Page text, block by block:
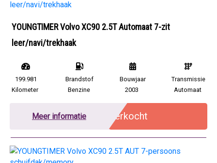
YOUNGTIMER Volvo XC90 2.5T Automaat 7-zit
leer/navi/trekhaak
199.981
Kilometer
Brandstof
Benzine
Bouwjaar
2003
Transmissie
Automaat
Meer informatie Verkocht